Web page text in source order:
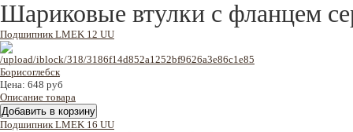
Шариковые втулки с фланцем
Подшипник LMEK 12 UU
Цена: 648 руб
Описание товара
Подшипник LMEK 16 UU